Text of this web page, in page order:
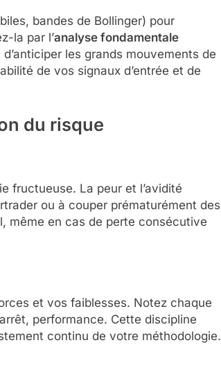
bandes de Bollinger) pour
la par l’analyse fondamentale
les grands mouvements de
de vos signaux d’entrée et de
du risque
fructueuse. La peur et l’avidité
ou à couper prématurément des
même en cas de perte consécutive
et vos faiblesses. Notez chaque
performance. Cette discipline
continu de votre méthodologie.